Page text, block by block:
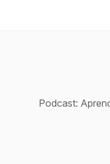
Podcast: